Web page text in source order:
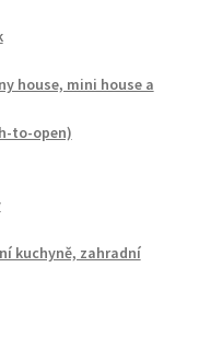
house, mini house a
to-open)
kuchyně, zahradní